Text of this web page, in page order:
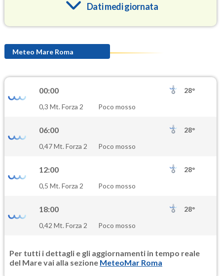
Dati medi giornata
(Ozono) 81.2
(Diossido di azoto)
PM10
PM25
Meteo Mare Roma
00:00
28°
0,3 Mt. Forza 2
Poco mosso
06:00
28°
0,47 Mt. Forza 2
Poco mosso
12:00
28°
0,5 Mt. Forza 2
Poco mosso
18:00
28°
0,42 Mt. Forza 2
Poco mosso
Per tutti i dettagli e gli aggiornamenti in tempo reale
del Mare vai alla sezione MeteoMar Roma